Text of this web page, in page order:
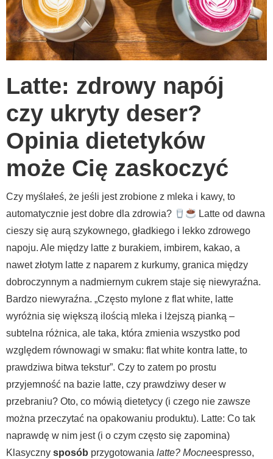
Latte: zdrowy napój
czy ukryty deser?
Opinia dietetyków
może Cię zaskoczyć
Czy myślałeś, że jeśli jest zrobione z mleka i kawy, to
automatycznie jest dobre dla zdrowia?
Latte od dawna
cieszy się aurą szykownego, gładkiego i lekko zdrowego
napoju. Ale między latte z burakiem, imbirem, kakao, a
nawet złotym latte z naparem z kurkumy, granica między
dobroczynnym a nadmiernym cukrem staje się niewyraźna.
Bardzo niewyraźna. „Często mylone z flat white, latte
wyróżnia się większą ilością mleka i lżejszą pianką –
subtelna różnica, ale taka, która zmienia wszystko pod
względem równowagi w smaku: flat white kontra latte, to
prawdziwa bitwa tekstur”. Czy to zatem po prostu
przyjemność na bazie latte, czy prawdziwy deser w
przebraniu? Oto, co mówią dietetycy (i czego nie zawsze
można przeczytać na opakowaniu produktu). Latte: Co tak
naprawdę w nim jest (i o czym często się zapomina)
Klasyczny sposób przygotowania latte? Mocneespresso,